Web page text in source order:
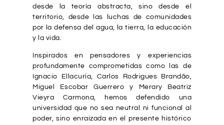
desde la teoría abstracta, sino desde el
territorio, desde las luchas de comunidades
por la defensa del agua, la tierra, la educación
y la vida.
Inspirados en pensadores y experiencias
profundamente comprometidas como las de
Ignacio Ellacuría, Carlos Rodrigues Brandão,
Miguel Escobar Guerrero y Merary Beatriz
Vieyra Carmona, hemos defendido una
universidad que no sea neutral ni funcional al
poder, sino enraizada en el presente histórico